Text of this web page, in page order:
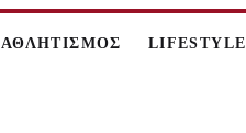
ΑΘΛΗΤΙΣΜΟΣ LIFESTYLE